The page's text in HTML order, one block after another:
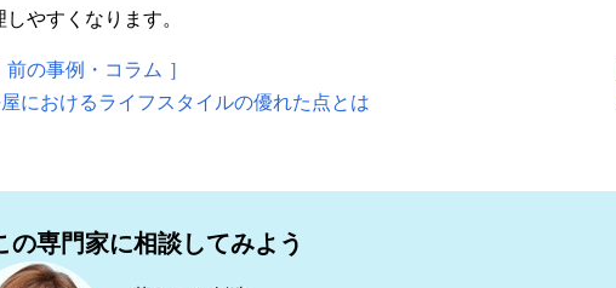
やすくなります。
前の事例・コラム ］
におけるライフスタイルの優れた点とは
の専門家に相談してみよう